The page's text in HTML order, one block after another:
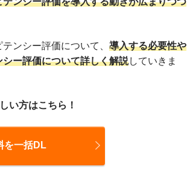
ンシー評価について、 導入する必要性や
ー評価について詳しく解説していきま
い方はこちら！
を一括DL